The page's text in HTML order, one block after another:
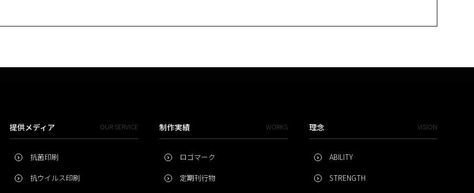
提供メディア OUR SERVICE
抗菌印刷
抗ウイルス印刷
制作実績 WORKS
ロゴマーク
定期刊行物
理念 VISION
ABILITY
STRENGTH